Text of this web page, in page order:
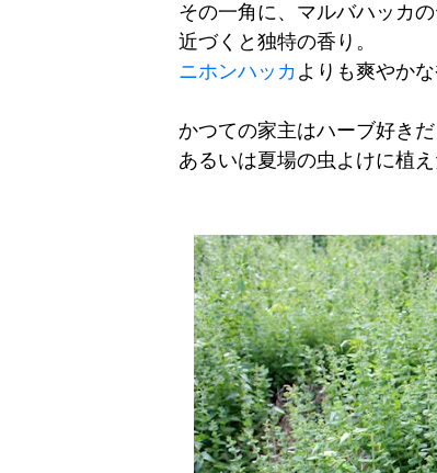
その一角に、マルバハッカの
近づくと独特の香り。
ニホンハッカ よりも爽やか
かつての家主はハーブ好きだ
あるいは夏場の虫よけに植え